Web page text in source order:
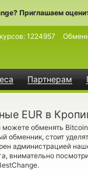
Приглашаем
Партнерам
1224957
EUR в
обменять Bitcoin
обменник, стоит
администрацией
внимательно